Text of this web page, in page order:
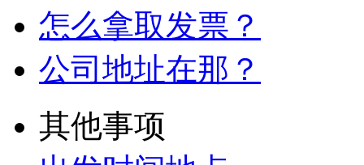
怎么拿取发票？
公司地址在那？
其他事项